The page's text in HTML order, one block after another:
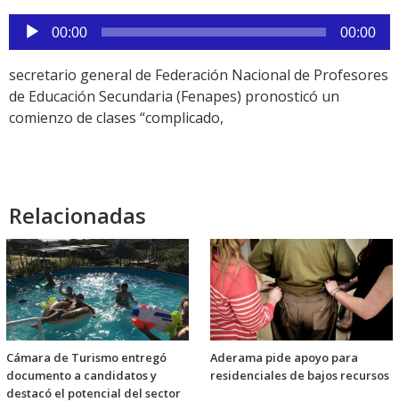
Reproductor
de
00:00 00:00
secretario general de Federación Nacional de Profesores
de Educación Secundaria (Fenapes) pronosticó un
comienzo de clases “complicado,
Relacionadas
Cámara de Turismo entregó
documento a candidatos y
destacó el potencial del sector
Aderama pide apoyo para
residenciales de bajos recursos